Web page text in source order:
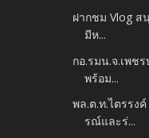
ฝากชม Vlog ส
มีห...
กอ.รมน.จ.เพช
พร้อม...
พล.ต.ท.ไตรรง
รณ์และร่...